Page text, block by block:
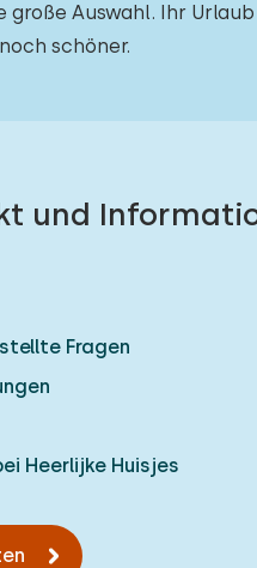
große Auswahl. Ihr
schöner.
und
Fragen
Heerlijke Huisjes